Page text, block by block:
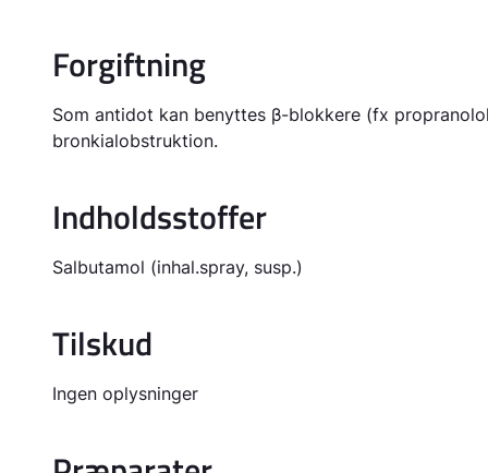
Forgiftning
Som antidot kan benyttes β-blokkere (fx
bronkialobstruktion.
Indholdsstoffer
Salbutamol (inhal.spray, susp.)
Tilskud
Ingen oplysninger